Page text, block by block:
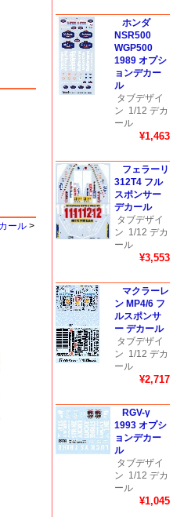
ール >
ホンダ
NSR500
WGP500
1989 オプシ
ョンデカー
ル
タブデザイ
ン 1/12 デカ
ール
¥1,463
フェラーリ
312T4 フル
スポンサー
デカール
タブデザイ
ン 1/12 デカ
ール
¥3,553
マクラーレ
ン MP4/6 フ
ルスポンサ
ー デカール
タブデザイ
ン 1/12 デカ
ール
¥2,717
RGV-γ
1993 オプシ
ョンデカー
ル
タブデザイ
ン 1/12 デカ
ール
¥1,045